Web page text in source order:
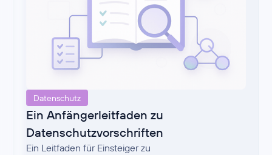
Datenschutz
Ein Anfängerleitfaden zu
Datenschutzvorschriften
Ein Leitfaden für Einsteiger zu